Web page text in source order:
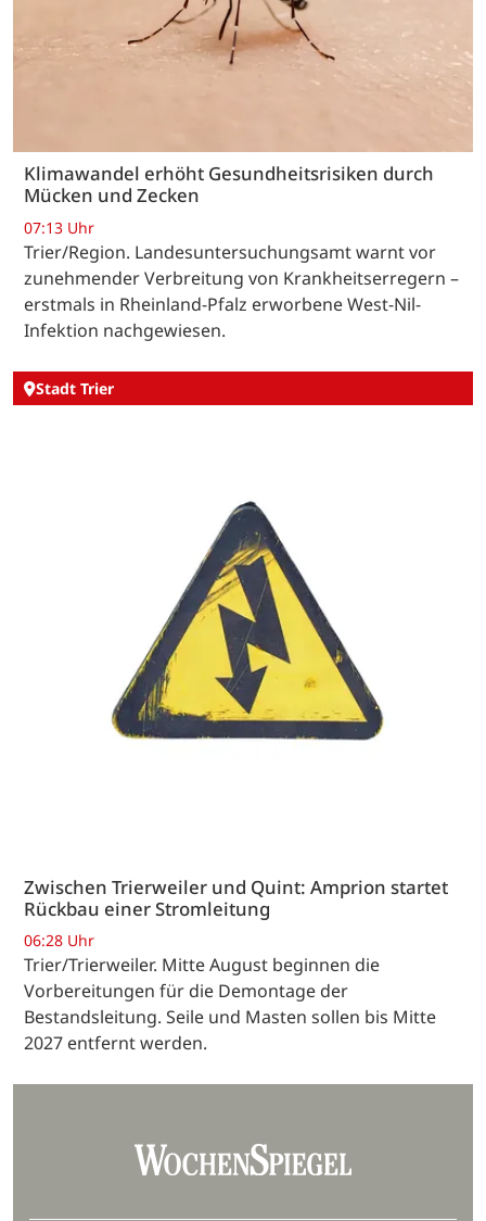
Klimawandel erhöht Gesundheitsrisiken durch
Mücken und Zecken
07:13 Uhr
Trier/Region. Landesuntersuchungsamt warnt vor
zunehmender Verbreitung von Krankheitserregern –
erstmals in Rheinland-Pfalz erworbene West-Nil-
Infektion nachgewiesen.
Stadt Trier
Zwischen Trierweiler und Quint: Amprion startet
Rückbau einer Stromleitung
06:28 Uhr
Trier/Trierweiler. Mitte August beginnen die
Vorbereitungen für die Demontage der
Bestandsleitung. Seile und Masten sollen bis Mitte
2027 entfernt werden.